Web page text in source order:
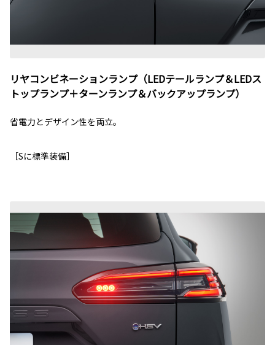
リヤコンビネーションランプ（LEDテールランプ＆LEDス
トップランプ＋ターンランプ＆バックアップランプ）
省電力とデザイン性を両立。
［Sに標準装備］